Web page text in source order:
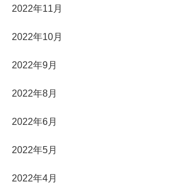
2022年11月
2022年10月
2022年9月
2022年8月
2022年6月
2022年5月
2022年4月